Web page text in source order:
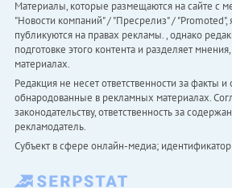
Материалы, которые размещаются на сайте с
"Новости компаний" / "Пресрелиз" /
публикуются на правах рекламы. , однако
подготовке этого контента и разделяет
материалах.
Редакция не несет ответственности за факты
обнародованные в рекламных материалах.
законодательству, ответственность за
рекламодатель.
Субъект в сфере онлайн-медиа;